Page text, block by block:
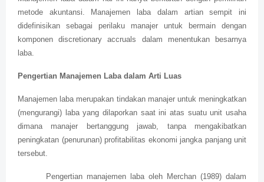
metode akuntansi. Manajemen laba dalam artian sempit ini
didefinisikan sebagai perilaku manajer untuk bermain dengan
komponen discretionary accruals dalam menentukan besarnya
laba.
Pengertian Manajemen Laba dalam Arti Luas
Manajemen laba merupakan tindakan manajer untuk meningkatkan
(mengurangi) laba yang dilaporkan saat ini atas suatu unit usaha
dimana manajer bertanggung jawab, tanpa mengakibatkan
peningkatan (penurunan) profitabilitas ekonomi jangka panjang unit
tersebut.
Pengertian manajemen laba oleh Merchan (1989) dalam